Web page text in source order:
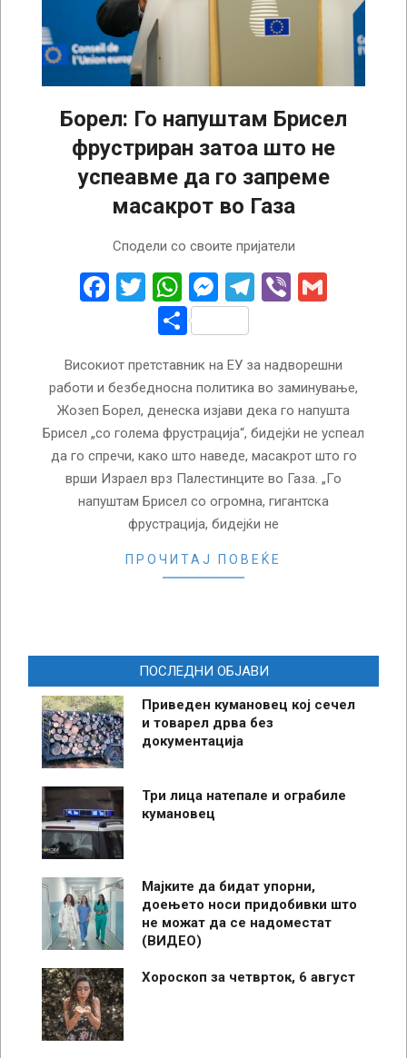
Борел: Го напуштам Брисел
фрустриран затоа што не
успеавме да го запреме
масакрот во Газа
Сподели со своите пријатели
Facebook
Twitter
WhatsApp
Messenger
Telegram
Viber
Share
Високиот претставник на ЕУ за надворешни
работи и безбедносна политика во заминување,
Жозеп Борел, денеска изјави дека го напушта
Брисел „со голема фрустрација“, бидејќи не успеал
да го спречи, како што наведе, масакрот што го
врши Израел врз Палестинците во Газа. „Го
напуштам Брисел со огромна, гигантска
фрустрација, бидејќи не
ПРОЧИТАЈ ПОВЕЌЕ
ПОСЛЕДНИ ОБЈАВИ
Приведен кумановец кој сечел
и товарел дрва без
документација
Три лица натепале и ограбиле
кумановец
Мајките да бидат упорни,
доењето носи придобивки што
не можат да се надоместат
(ВИДЕО)
Хороскоп за четврток, 6 август